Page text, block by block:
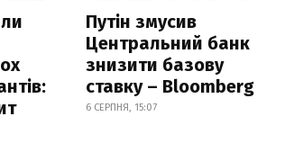
Путін змусив
Центральний банк
знизити базову
ставку – Bloomberg
6 СЕРПНЯ, 15:07